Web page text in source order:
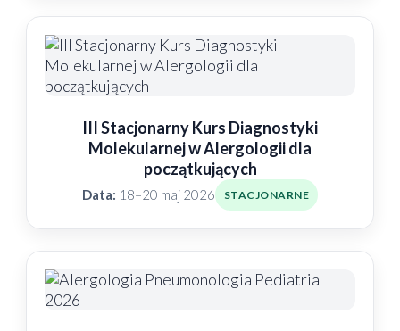
III Stacjonarny Kurs Diagnostyki
Molekularnej w Alergologii dla
początkujących
Data: 18–20 maj 2026 STACJONARNE